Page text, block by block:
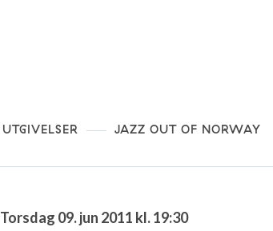
UTGIVELSER JAZZ OUT OF NORWAY
Torsdag 09. jun 2011 kl. 19:30